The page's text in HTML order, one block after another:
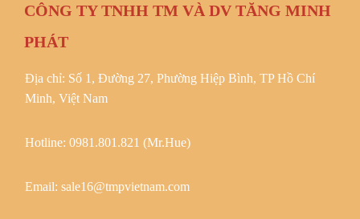
CÔNG TY TNHH TM VÀ DV TĂNG MINH
PHÁT
Địa chỉ: Số 1, Đường 27, Phường Hiệp Bình, TP Hồ Chí
Minh, Việt Nam
Hotline: 0981.801.821 (Mr.Hue)
Email: sale16@tmpvietnam.com